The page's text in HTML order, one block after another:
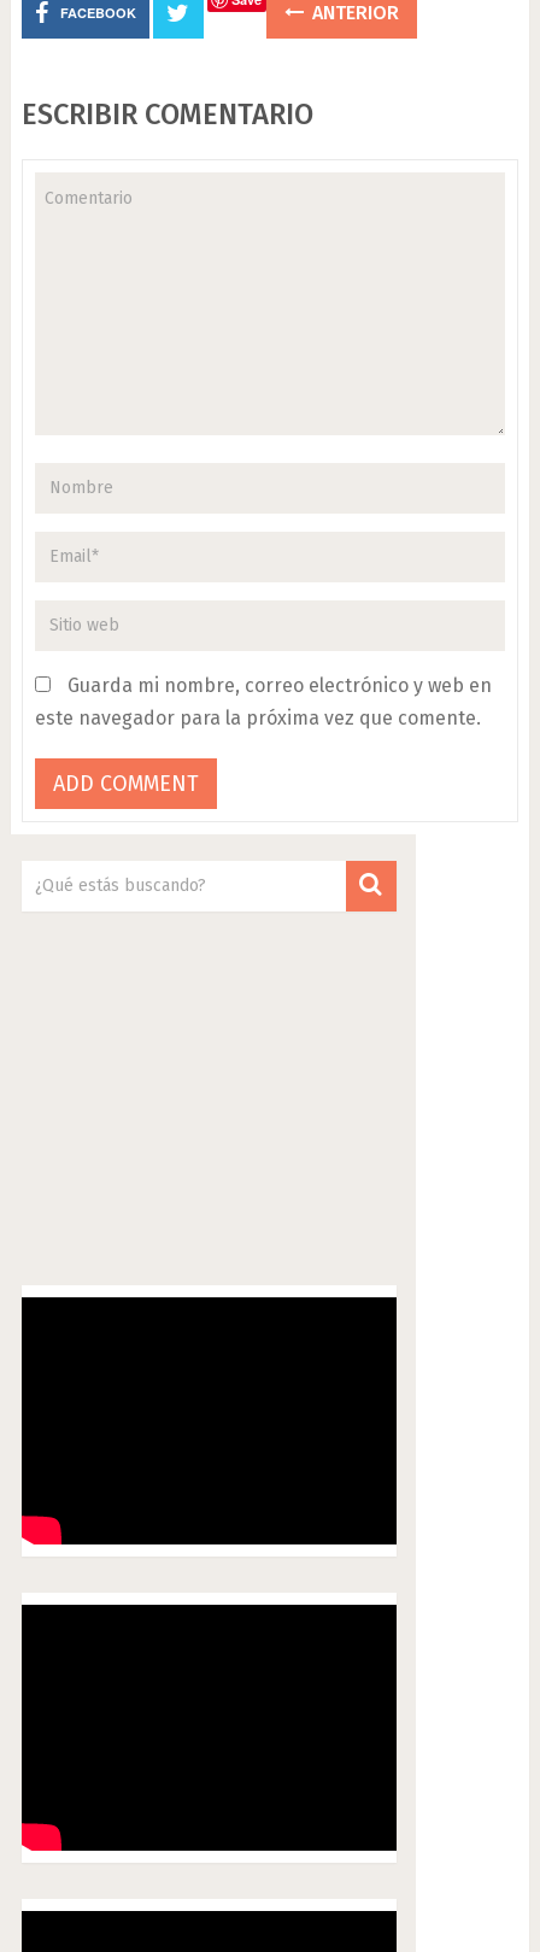
FACEBOOK ANTERIOR
ESCRIBIR COMENTARIO
Guarda mi nombre, correo electrónico y web en
este navegador para la próxima vez que comente.